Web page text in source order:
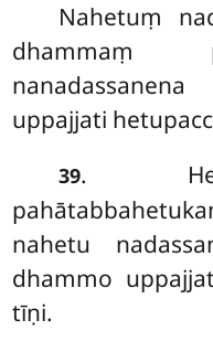
Nahetuṃ
dhammaṃ
uppajjati
39.
nahetu
dhammo
tīṇi.